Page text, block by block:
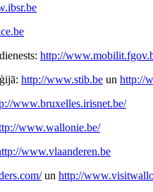
http://
http://www.stib.be un http://
www.bruxelles.irisnet.be/
www.wallonie.be/
www.vlaanderen.be
un http://